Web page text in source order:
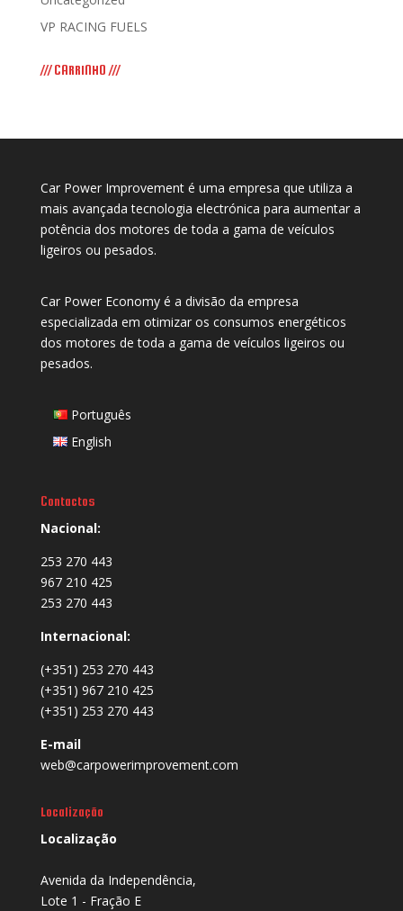
VP RACING FUELS
/// CARRINHO ///
Car Power Improvement é uma empresa que utiliza a
mais avançada tecnologia electrónica para aumentar a
potência dos motores de toda a gama de veículos
ligeiros ou pesados.
Car Power Economy é a divisão da empresa
especializada em otimizar os consumos energéticos
dos motores de toda a gama de veículos ligeiros ou
pesados.
Português
English
Contactos
Nacional:
253 270 443
967 210 425
253 270 443
Internacional:
(+351) 253 270 443
(+351) 967 210 425
(+351) 253 270 443
E-mail
web@carpowerimprovement.com
Localização
Localização
Avenida da Independência,
Lote 1 - Fração E